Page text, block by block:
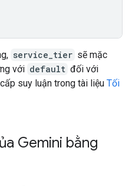
service_tier sẽ mặc
với default đối với
suy luận trong tài liệu Tối
Gemini bằng